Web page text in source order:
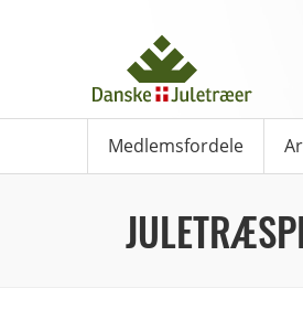
Medlemsfordele